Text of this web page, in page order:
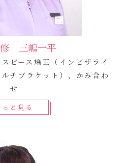
三嶋一平
ピース矯正（インビザライ
チブラケット）、かみ合わ
せ
っと見る